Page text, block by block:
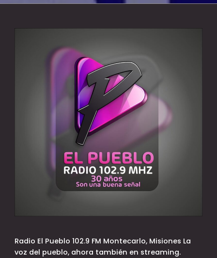
Radio El Pueblo 102.9 FM Montecarlo, Misiones La
voz del pueblo, ahora también en streaming.